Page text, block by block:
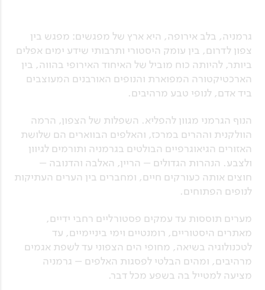
גרמניה, בלב אירופה, היא ארץ של מפגשים: מפגש בין
צפון לדרום, בין עומק היסטורי ותרבותי שידע ימים אפלים
ביותר, להיותה כוח מוביל של האיחוד האירופי בהווה, בין
הארכטיקטורה המפוארת והנופים האורבנים המעוצבים
ביד אדם, לנופי טבע מרהיבים.
הנוף הגרמני מגוון להפליא. השפלות של הצפון, הרמה
הוולקנית וההרים במרכז, והאלפים הבווארים הם שלושת
האזורים הגיאוגרפיים הבולטים בגרמניה ותורמים לגיוון
ולצבע. הנהרות הגדולים – הריין, האלבה והדנובה –
חוצים אותה כעורקים חיים, ומחברים בין הערים העתיקות
לנופים הפתוחים.
מערים תוססות עד עמקים פסטורליים רחבי ידיים,
מאתרים היסטוריים, רומנטיים וימי ביניימיים, עד
לטכנולוגיה בשיאה, מחופי הים הצפוני עד לשפת אגמים
מרהיבים, ומהים הבלטי לפסגות האלפים – גרמניה
מציעה למטייל בה בשפע מכל דבר.